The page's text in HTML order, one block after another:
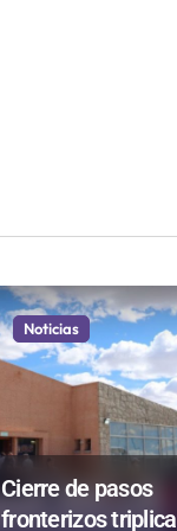
Noticias
Cierre de pasos
fronterizos triplica